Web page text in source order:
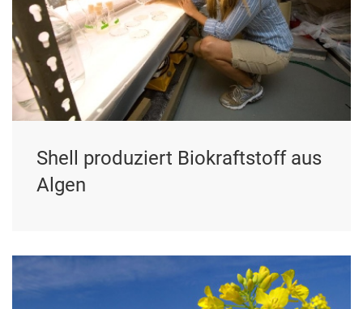
Shell produziert Biokraftstoff aus
Algen